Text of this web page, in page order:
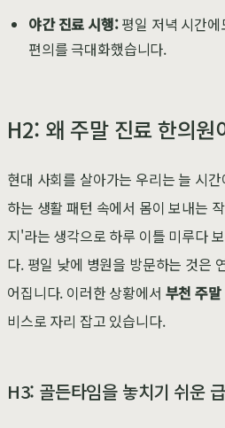
야간 진료 시행:평일 저녁 시간에
편의를 극대화했습니다.
H2: 왜 주말 진료 한의원
현대 사회를 살아가는 우리는 늘 시
하는 생활 패턴 속에서 몸이 보내는
지'라는 생각으로 하루 이틀 미루다
다. 평일 낮에 병원을 방문하는 것은
어집니다. 이러한 상황에서 부천 주
비스로 자리 잡고 있습니다.
H3: 골든타임을 놓치기 쉬운